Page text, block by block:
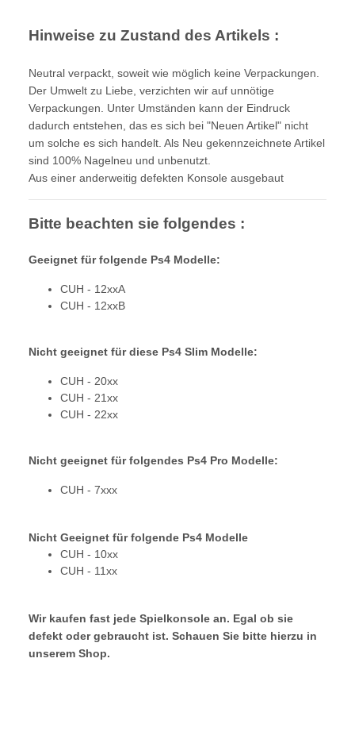
Hinweise zu Zustand des Artikels :
Neutral verpackt, soweit wie möglich keine Verpackungen.
Der Umwelt zu Liebe, verzichten wir auf unnötige
Verpackungen. Unter Umständen kann der Eindruck
dadurch entstehen, das es sich bei "Neuen Artikel" nicht
um solche es sich handelt. Als Neu gekennzeichnete Artikel
sind 100% Nagelneu und unbenutzt.
Aus einer anderweitig defekten Konsole ausgebaut
Bitte beachten sie folgendes :
Geeignet für folgende Ps4 Modelle:
CUH - 12xxA
CUH - 12xxB
Nicht geeignet für diese Ps4 Slim Modelle:
CUH - 20xx
CUH - 21xx
CUH - 22xx
Nicht geeignet für folgendes Ps4 Pro Modelle:
CUH - 7xxx
Nicht Geeignet für folgende Ps4 Modelle
CUH - 10xx
CUH - 11xx
Wir kaufen fast jede Spielkonsole an. Egal ob sie
defekt oder gebraucht ist. Schauen Sie bitte hierzu in
unserem Shop.